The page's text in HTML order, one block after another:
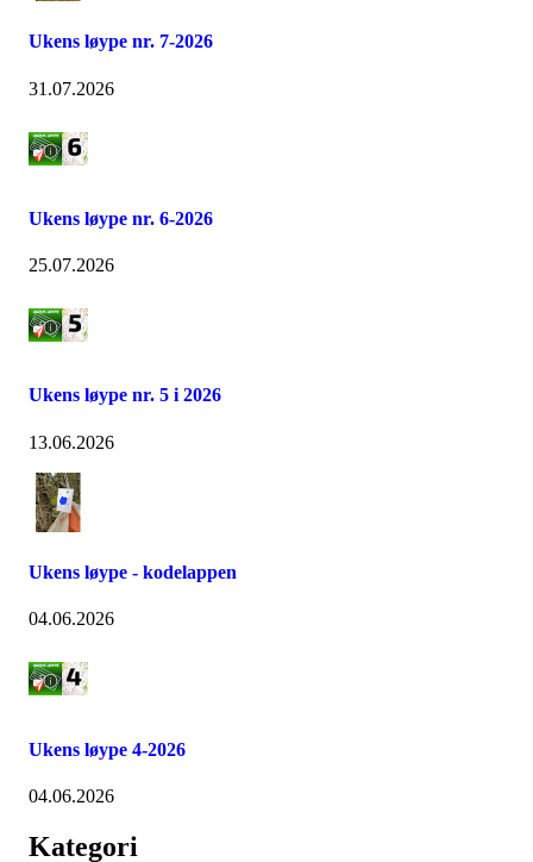
Ukens løype nr. 7-2026
31.07.2026
Ukens løype nr. 6-2026
25.07.2026
Ukens løype nr. 5 i 2026
13.06.2026
Ukens løype - kodelappen
04.06.2026
Ukens løype 4-2026
04.06.2026
Kategori